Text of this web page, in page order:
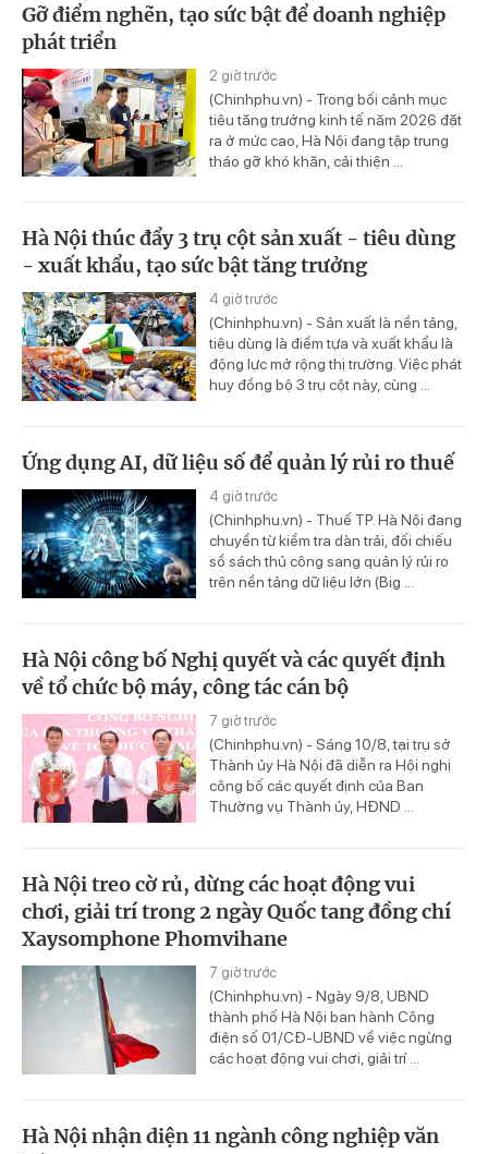
Gỡ điểm nghẽn, tạo sức bật để doanh nghiệp
phát triển
2 giờ trước
(Chinhphu.vn) - Trong bối cảnh mục
tiêu tăng trưởng kinh tế năm 2026 đặt
ra ở mức cao, Hà Nội đang tập trung
tháo gỡ khó khăn, cải thiện ...
Hà Nội thúc đẩy 3 trụ cột sản xuất - tiêu dùng
- xuất khẩu, tạo sức bật tăng trưởng
4 giờ trước
(Chinhphu.vn) - Sản xuất là nền tảng,
tiêu dùng là điểm tựa và xuất khẩu là
động lực mở rộng thị trường. Việc phát
huy đồng bộ 3 trụ cột này, cùng ...
Ứng dụng AI, dữ liệu số để quản lý rủi ro thuế
4 giờ trước
(Chinhphu.vn) - Thuế TP. Hà Nội đang
chuyển từ kiểm tra dàn trải, đối chiếu
sổ sách thủ công sang quản lý rủi ro
trên nền tảng dữ liệu lớn (Big ...
Hà Nội công bố Nghị quyết và các quyết định
về tổ chức bộ máy, công tác cán bộ
7 giờ trước
(Chinhphu.vn) - Sáng 10/8, tại trụ sở
Thành ủy Hà Nội đã diễn ra Hội nghị
công bố các quyết định của Ban
Thường vụ Thành ủy, HĐND ...
Hà Nội treo cờ rủ, dừng các hoạt động vui
chơi, giải trí trong 2 ngày Quốc tang đồng chí
Xaysomphone Phomvihane
7 giờ trước
(Chinhphu.vn) - Ngày 9/8, UBND
thành phố Hà Nội ban hành Công
điện số 01/CĐ-UBND về việc ngừng
các hoạt động vui chơi, giải trí ...
Hà Nội nhận diện 11 ngành công nghiệp văn